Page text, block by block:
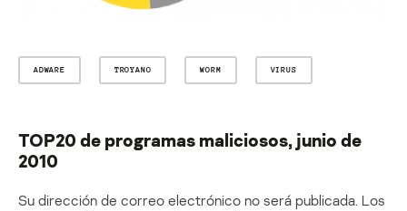
ADWARE TROYANO WORM VIRUS
TOP20 de programas maliciosos, junio de
2010
Su dirección de correo electrónico no será publicada. Los